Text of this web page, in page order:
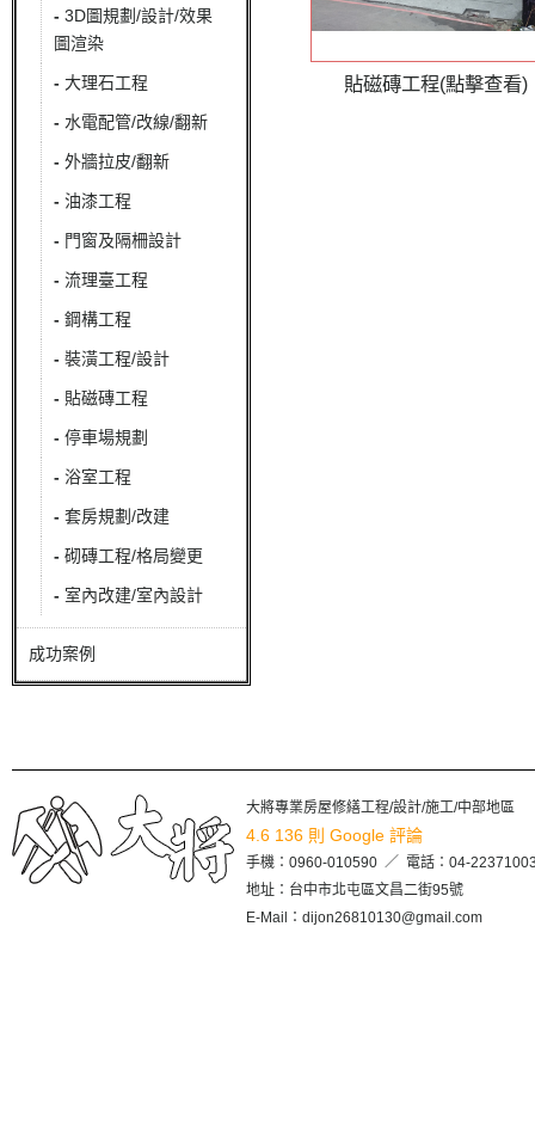
- 3D圖規劃/設計/效果
圖渲染
- 大理石工程
- 水電配管/改線/翻新
- 外牆拉皮/翻新
- 油漆工程
- 門窗及隔柵設計
- 流理臺工程
- 鋼構工程
- 裝潢工程/設計
- 貼磁磚工程
- 停車場規劃
- 浴室工程
- 套房規劃/改建
- 砌磚工程/格局變更
- 室內改建/室內設計
成功案例
貼磁磚工程(點擊查看)
大將專業房屋修繕工程/設計/施工/中部地區
4.6 136 則 Google 評論
手機： 0960-010590 ／ 電話： 04-
地址：台中市北屯區文昌二街95號
E-Mail：dijon26810130@gmail.com